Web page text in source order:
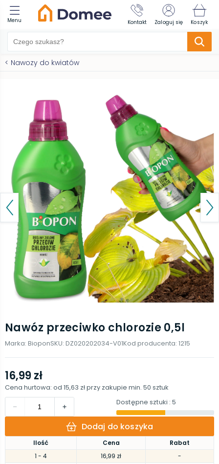
Menu Kontakt Zaloguj się Koszyk
< Nawozy do kwiatów
Nawóz przeciwko chlorozie 0,5l
Marka: BioponSKU: DZ020202034-V01Kod producenta: 1215
Ilość Cena
Rabat
1 - 4 16,99 zł
-
16,99 zł
Cena hurtowa: od 15,63 złprzy zakupie min. 50 sztuk
Dostępne sztuki : 5
Dodaj do koszyka